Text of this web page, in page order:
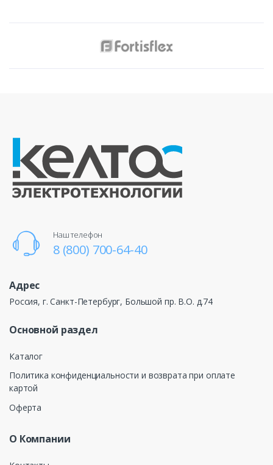
Наш телефон
8 (800) 700-64-40
Адрес
Россия, г. Санкт-Петербург, Большой пр. В.О. д.74
Основной раздел
Каталог
Политика конфиденциальности и возврата при оплате
картой
Оферта
О Компании